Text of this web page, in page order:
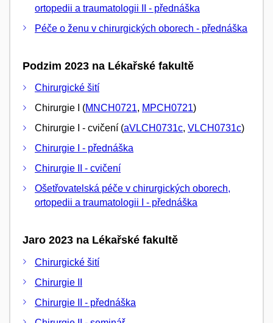
ortopedii a traumatologii II - přednáška
Péče o ženu v chirurgických oborech - přednáška
Podzim 2023 na Lékařské fakultě
Chirurgické šití
Chirurgie I (MNCH0721, MPCH0721)
Chirurgie I - cvičení (aVLCH0731c, VLCH0731c)
Chirurgie I - přednáška
Chirurgie II - cvičení
Ošetřovatelská péče v chirurgických oborech,
ortopedii a traumatologii I - přednáška
Jaro 2023 na Lékařské fakultě
Chirurgické šití
Chirurgie II
Chirurgie II - přednáška